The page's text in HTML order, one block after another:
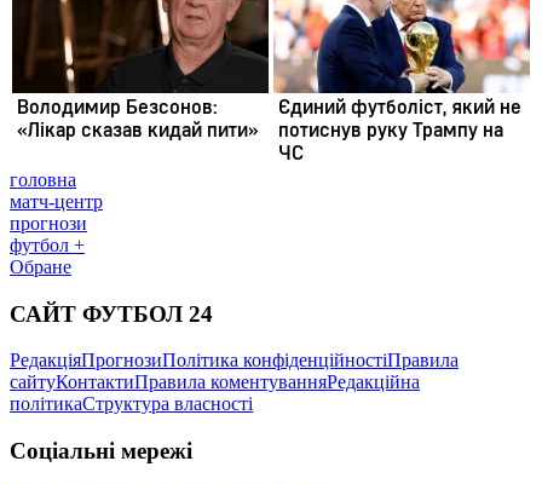
головна
матч-центр
прогнози
футбол +
Обране
САЙТ ФУТБОЛ 24
РедакціяПрогнозиПолітика конфіденційностіПравила
сайтуКонтактиПравила коментуванняРедакційна
політикаСтруктура власності
Соціальні мережі